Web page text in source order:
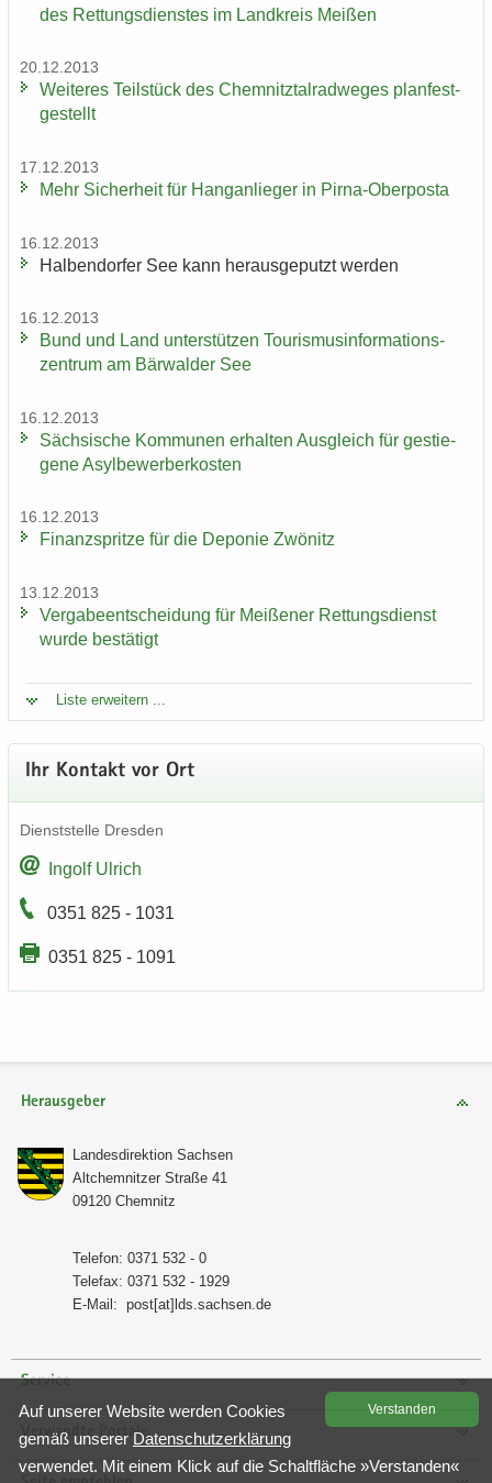
des Ret­tungs­diens­tes im Land­kreis Mei­ßen
20.12.2013
Wei­te­res Teil­stück des Chem­nitz­tal­rad­we­ges plan­fest­
ge­stellt
17.12.2013
Mehr Si­cher­heit für Hang­an­lie­ger in Pirna-​Oberposta
16.12.2013
Hal­ben­dor­fer See kann her­aus­ge­putzt wer­den
16.12.2013
Bund und Land un­ter­stüt­zen Tou­ris­mus­in­for­ma­ti­ons­
zen­trum am Bär­wal­der See
16.12.2013
Säch­si­sche Kom­mu­nen er­hal­ten Aus­gleich für ge­stie­
ge­ne Asyl­be­wer­ber­kos­ten
16.12.2013
Fi­nanz­sprit­ze für die De­po­nie Zwö­nitz
13.12.2013
Ver­ga­be­ent­schei­dung für Mei­ße­ner Ret­tungs­dienst
wurde be­stä­tigt
Liste er­wei­tern ...
Ihr Kon­takt vor Ort
Dienst­stel­le Dres­den
In­golf Ul­rich
0351 825 - 1031
0351 825 - 1091
Herausgeber
Lan­des­di­rek­ti­on Sach­sen
Alt­chem­nit­zer Stra­ße 41
09120 Chem­nitz
Te­le­fon: 0371 532 - 0
Te­le­fax: 0371 532 - 1929
E-​Mail: post[at]lds.sach­sen.de
Service
Verwandte Portale
Ver­stan­den
Auf un­se­rer Web­site wer­den Coo­kies
gemäß un­se­rer Da­ten­schutz­er­klä­rung
ver­wen­det. Mit einem Klick auf die Schalt­flä­che »Ver­stan­den«